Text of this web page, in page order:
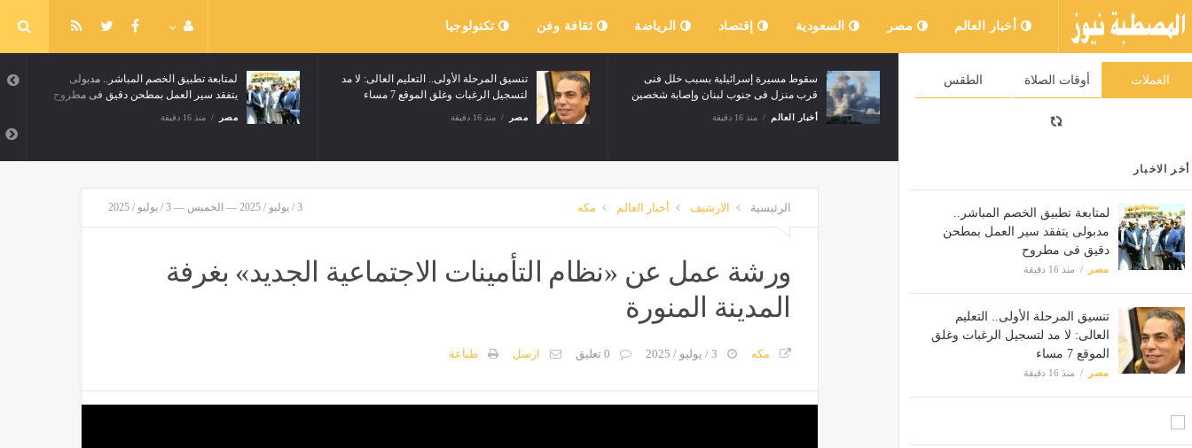
أخبار العالم مصر السعودية إقتصاد الرياضة ثقافة وفن تكنولوجيا
العملات أوقات الصلاة الطقس
أخر الاخبار
لمتابعة تطبيق الخصم المباشر..
مدبولى يتفقد سير العمل بمطحن
دقيق فى مطروح
مصر منذ 16 دقيقة
تنسيق المرحلة الأولى.. التعليم
العالى: لا مد لتسجيل الرغبات وغلق
الموقع 7 مساء
مصر منذ 16 دقيقة
لمتابعة تطبيق الخصم المباشر.. مدبولى
يتفقد سير العمل بمطحن دقيق فى مطروح
مصر منذ 16 دقيقة
تنسيق المرحلة الأولى.. التعليم العالى: لا مد
لتسجيل الرغبات وغلق الموقع 7 مساء
مصر منذ 16 دقيقة
سقوط مسيرة إسرائيلية بسبب خلل فنى
قرب منزل فى جنوب لبنان وإصابة شخصين
أخبار العالم منذ 16 دقيقة
كيف تستلم الحوالة في بنك القاهرة ؟
مصر منذ 25 دقيقة
الرئيسية الارشيف أخبار العالم مكه 3 / يوليو / 2025 — الخميس — 3 / يوليو / 2025
ورشة عمل عن «نظام التأمينات الاجتماعية الجديد» بغرفة
المدينة المنورة
مكه 0 تعليق ارسل طباعة